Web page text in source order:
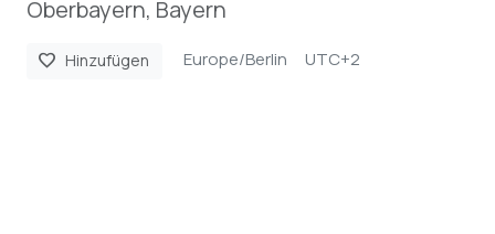
Oberbayern, Bayern
favorite Hinzufügen Europe/Berlin UTC+2